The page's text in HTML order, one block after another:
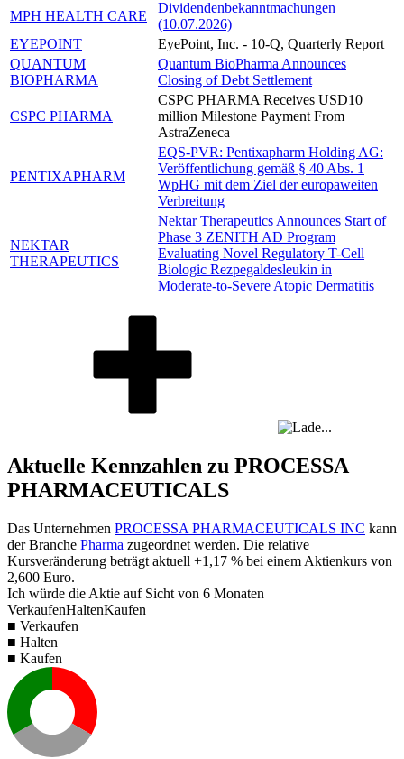
MPH HEALTH CARE
Dividendenbekanntmachungen
(10.07.2026)
EYEPOINT
EyePoint, Inc. - 10-Q, Quarterly Report
QUANTUM
BIOPHARMA
Quantum BioPharma Announces
Closing of Debt Settlement
CSPC PHARMA
CSPC PHARMA Receives USD10
million Milestone Payment From
AstraZeneca
PENTIXAPHARM
EQS-PVR: Pentixapharm Holding AG:
Veröffentlichung gemäß § 40 Abs. 1
WpHG mit dem Ziel der europaweiten
Verbreitung
NEKTAR
THERAPEUTICS
Nektar Therapeutics Announces Start of
Phase 3 ZENITH AD Program
Evaluating Novel Regulatory T-Cell
Biologic Rezpegaldesleukin in
Moderate-to-Severe Atopic Dermatitis
Aktuelle Kennzahlen zu PROCESSA
PHARMACEUTICALS
Das Unternehmen PROCESSA PHARMACEUTICALS INC kann
der Branche Pharma zugeordnet werden. Die relative
Kursveränderung beträgt aktuell +1,17 % bei einem Aktienkurs von
2,600 Euro.
Ich würde die Aktie auf Sicht von 6 Monaten
VerkaufenHaltenKaufen
■ Verkaufen
■ Halten
■ Kaufen